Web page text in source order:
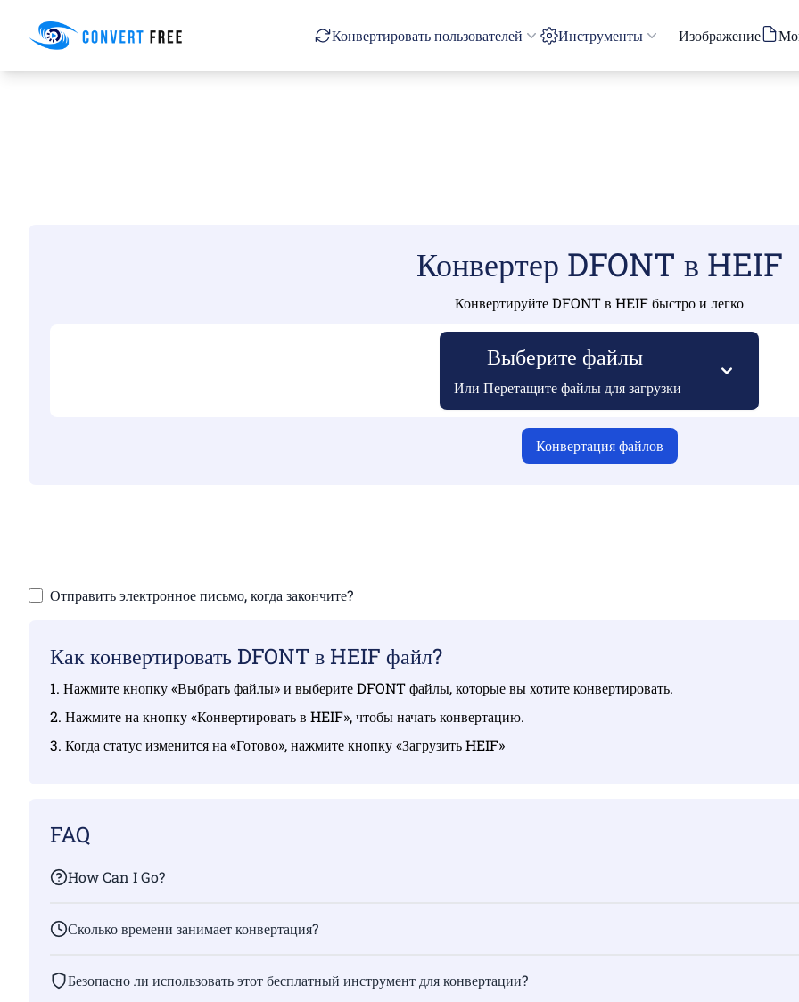
Convert Free Конвертировать пользователей Инструменты Изображение
Конвертер DFONT в HEIF
Конвертируйте DFONT в HEIF быстро и легко
Выберите файлы
Или Перетащите файлы для загрузки
Конвертация файлов
Отправить электронное письмо, когда закончите?
Как конвертировать DFONT в HEIF файл?
1. Нажмите кнопку «Выбрать файлы» и выберите DFONT файлы, которые вы хотите конвертировать.
2. Нажмите на кнопку «Конвертировать в HEIF», чтобы начать конвертацию.
3. Когда статус изменится на «Готово», нажмите кнопку «Загрузить HEIF»
FAQ
How Can I Go?
Сколько времени занимает конвертация?
Безопасно ли использовать этот бесплатный инструмент для конвертации?